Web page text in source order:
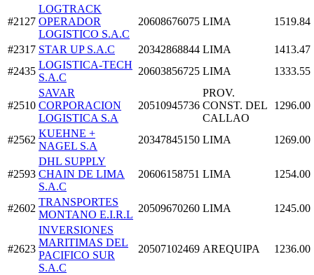
#2127
LOGTRACK
OPERADOR
LOGISTICO S.A.C
20608676075 LIMA 1519.84
#2317 STAR UP S.A.C 20342868844 LIMA
1413.47
#2435
LOGISTICA-TECH
S.A.C
20603856725 LIMA 1333.55
#2510
SAVAR
CORPORACION
LOGISTICA S.A
20510945736
PROV.
CONST. DEL
CALLAO
1296.00
#2562
KUEHNE +
NAGEL S.A
20347845150 LIMA 1269.00
#2593
DHL SUPPLY
CHAIN DE LIMA
S.A.C
20606158751 LIMA 1254.00
#2602
TRANSPORTES
MONTANO E.I.R.L
20509670260 LIMA 1245.00
#2623
INVERSIONES
MARITIMAS DEL
PACIFICO SUR
S.A.C
20507102469 AREQUIPA 1236.00